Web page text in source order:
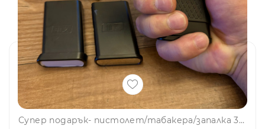
Супер подарък- пистолет/табакера/запалка 3в1, забавно и оригинално